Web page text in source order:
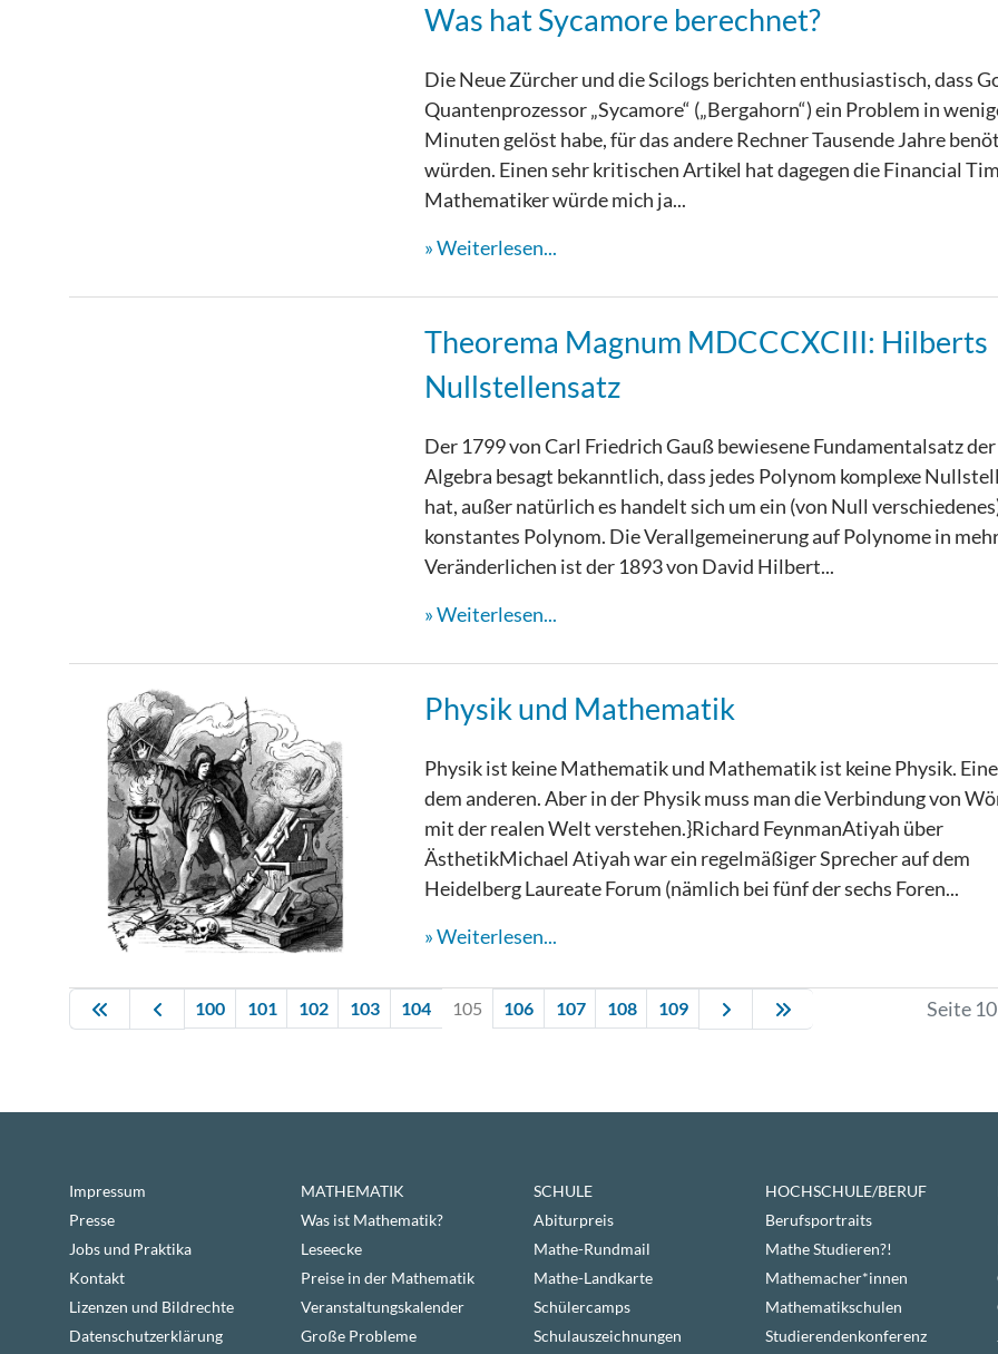
Was hat Sycamore berechnet?
Die Neue Zürcher und die Scilogs berichten enthusiastisch, dass
Quantenprozessor „Sycamore“ („Bergahorn“) ein Problem in
Minuten gelöst habe, für das andere Rechner Tausende Jahre
würden. Einen sehr kritischen Artikel hat dagegen die Financial
Mathematiker würde mich ja...
Weiterlesen...
Theorema Magnum MDCCCXCIII: Hilberts
Nullstellensatz
Der 1799 von Carl Friedrich Gauß bewiesene Fundamentalsatz der
Algebra besagt bekanntlich, dass jedes Polynom komplexe
hat, außer natürlich es handelt sich um ein (von Null
konstantes Polynom. Die Verallgemeinerung auf Polynome in
Veränderlichen ist der 1893 von David Hilbert...
Weiterlesen...
Physik und Mathematik
Physik ist keine Mathematik und Mathematik ist keine Physik.
dem anderen. Aber in der Physik muss man die Verbindung von
mit der realen Welt verstehen.}Richard FeynmanAtiyah über
ÄsthetikMichael Atiyah war ein regelmäßiger Sprecher auf dem
Heidelberg Laureate Forum (nämlich bei fünf der sechs Foren...
Weiterlesen...
100 101 102 103 104 105 106 107 108 109 Seite
Impressum
Presse
Jobs und Praktika
Kontakt
Lizenzen und Bildrechte
Datenschutzerklärung
MATHEMATIK
Was ist Mathematik?
Leseecke
Preise in der Mathematik
Veranstaltungskalender
Große Probleme
SCHULE
Abiturpreis
Mathe-Rundmail
Mathe-Landkarte
Schülercamps
Schulauszeichnungen
HOCHSCHULE/BERUF
Berufsportraits
Mathe Studieren?!
Mathemacher*innen
Mathematikschulen
Studierendenkonferenz